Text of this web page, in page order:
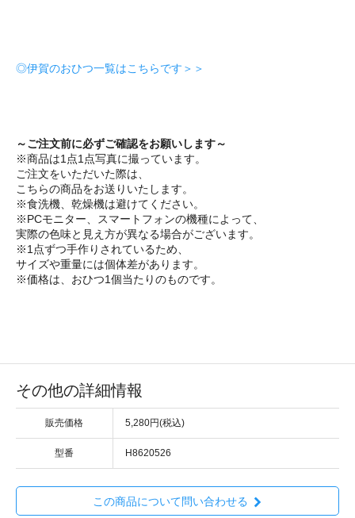
◎伊賀のおひつ一覧はこちらです＞＞
～ご注文前に必ずご確認をお願いします～
※商品は1点1点写真に撮っています。
ご注文をいただいた際は、
こちらの商品をお送りいたします。
※食洗機、乾燥機は避けてください。
※PCモニター、スマートフォンの機種によって、
実際の色味と見え方が異なる場合がございます。
※1点ずつ手作りされているため、
サイズや重量には個体差があります。
※価格は、おひつ1個当たりのものです。
その他の詳細情報
販売価格 5,280円(税込)
型番 H8620526
この商品について問い合わせる